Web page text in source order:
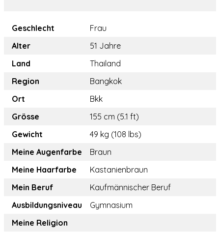
Geschlecht
Frau
Alter
51 Jahre
Land
Thailand
Region
Bangkok
Ort
Bkk
Grösse
155 cm (5.1 ft)
Gewicht
49 kg (108 lbs)
Meine Augenfarbe
Braun
Meine Haarfarbe
Kastanienbraun
Mein Beruf
Kaufmännischer Beruf
Ausbildungsniveau
Gymnasium
Meine Religion